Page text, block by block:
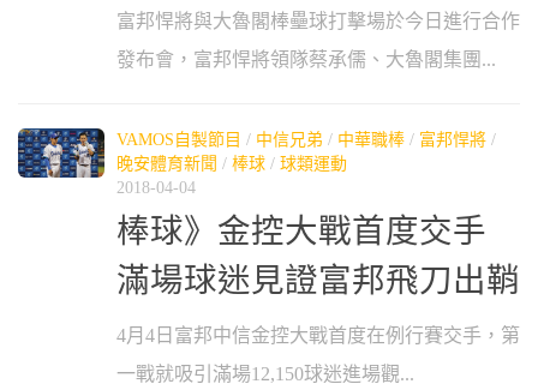
富邦悍將與大魯閣棒壘球打擊場於今日進行合作
發布會，富邦悍將領隊蔡承儒、大魯閣集團...
VAMOS自製節目 / 中信兄弟 / 中華職棒 / 富邦悍將 /
晚安體育新聞 / 棒球 / 球類運動
2018-04-04
棒球》金控大戰首度交手
滿場球迷見證富邦飛刀出鞘
4月4日富邦中信金控大戰首度在例行賽交手，第
一戰就吸引滿場12,150球迷進場觀...